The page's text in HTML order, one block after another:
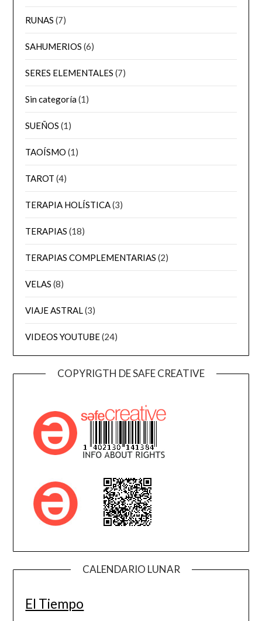
RUNAS (7)
SAHUMERIOS (6)
SERES ELEMENTALES (7)
Sin categoría(1)
SUEÑOS (1)
TAOÍSMO (1)
TAROT (4)
TERAPIA HOLÍSTICA(3)
TERAPIAS (18)
TERAPIAS COMPLEMENTARIAS (2)
VELAS (8)
VIAJE ASTRAL(3)
VIDEOS YOUTUBE(24)
COPYRIGTH DE SAFE CREATIVE
CALENDARIO LUNAR
El Tiempo